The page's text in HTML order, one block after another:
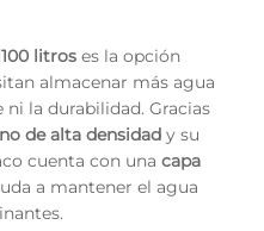
litros es la opción
almacenar más agua
la durabilidad. Gracias
de alta densidad y su
cuenta con una capa
a mantener el agua